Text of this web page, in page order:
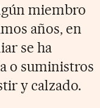
miembro
años, en
se ha
o suministros
y calzado.